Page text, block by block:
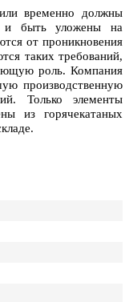
временно должны
и быть уложены на
от проникновения
таких требований,
роль. Компания
производственную
Только элементы
из горячекатаных